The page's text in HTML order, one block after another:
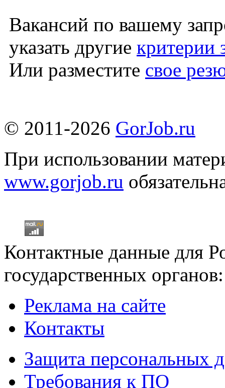
Вакансий по вашему
указать другие критерии
Или разместите свое
© 2011-2026 GorJob.ru
При использовании
www.gorjob.ru
Контактные данные для
государственных
Реклама на сайте
Контакты
Защита персональных
Требования к ПО